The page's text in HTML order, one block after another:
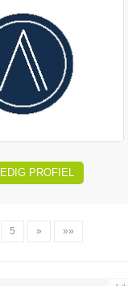
PROFIEL
5 » »»